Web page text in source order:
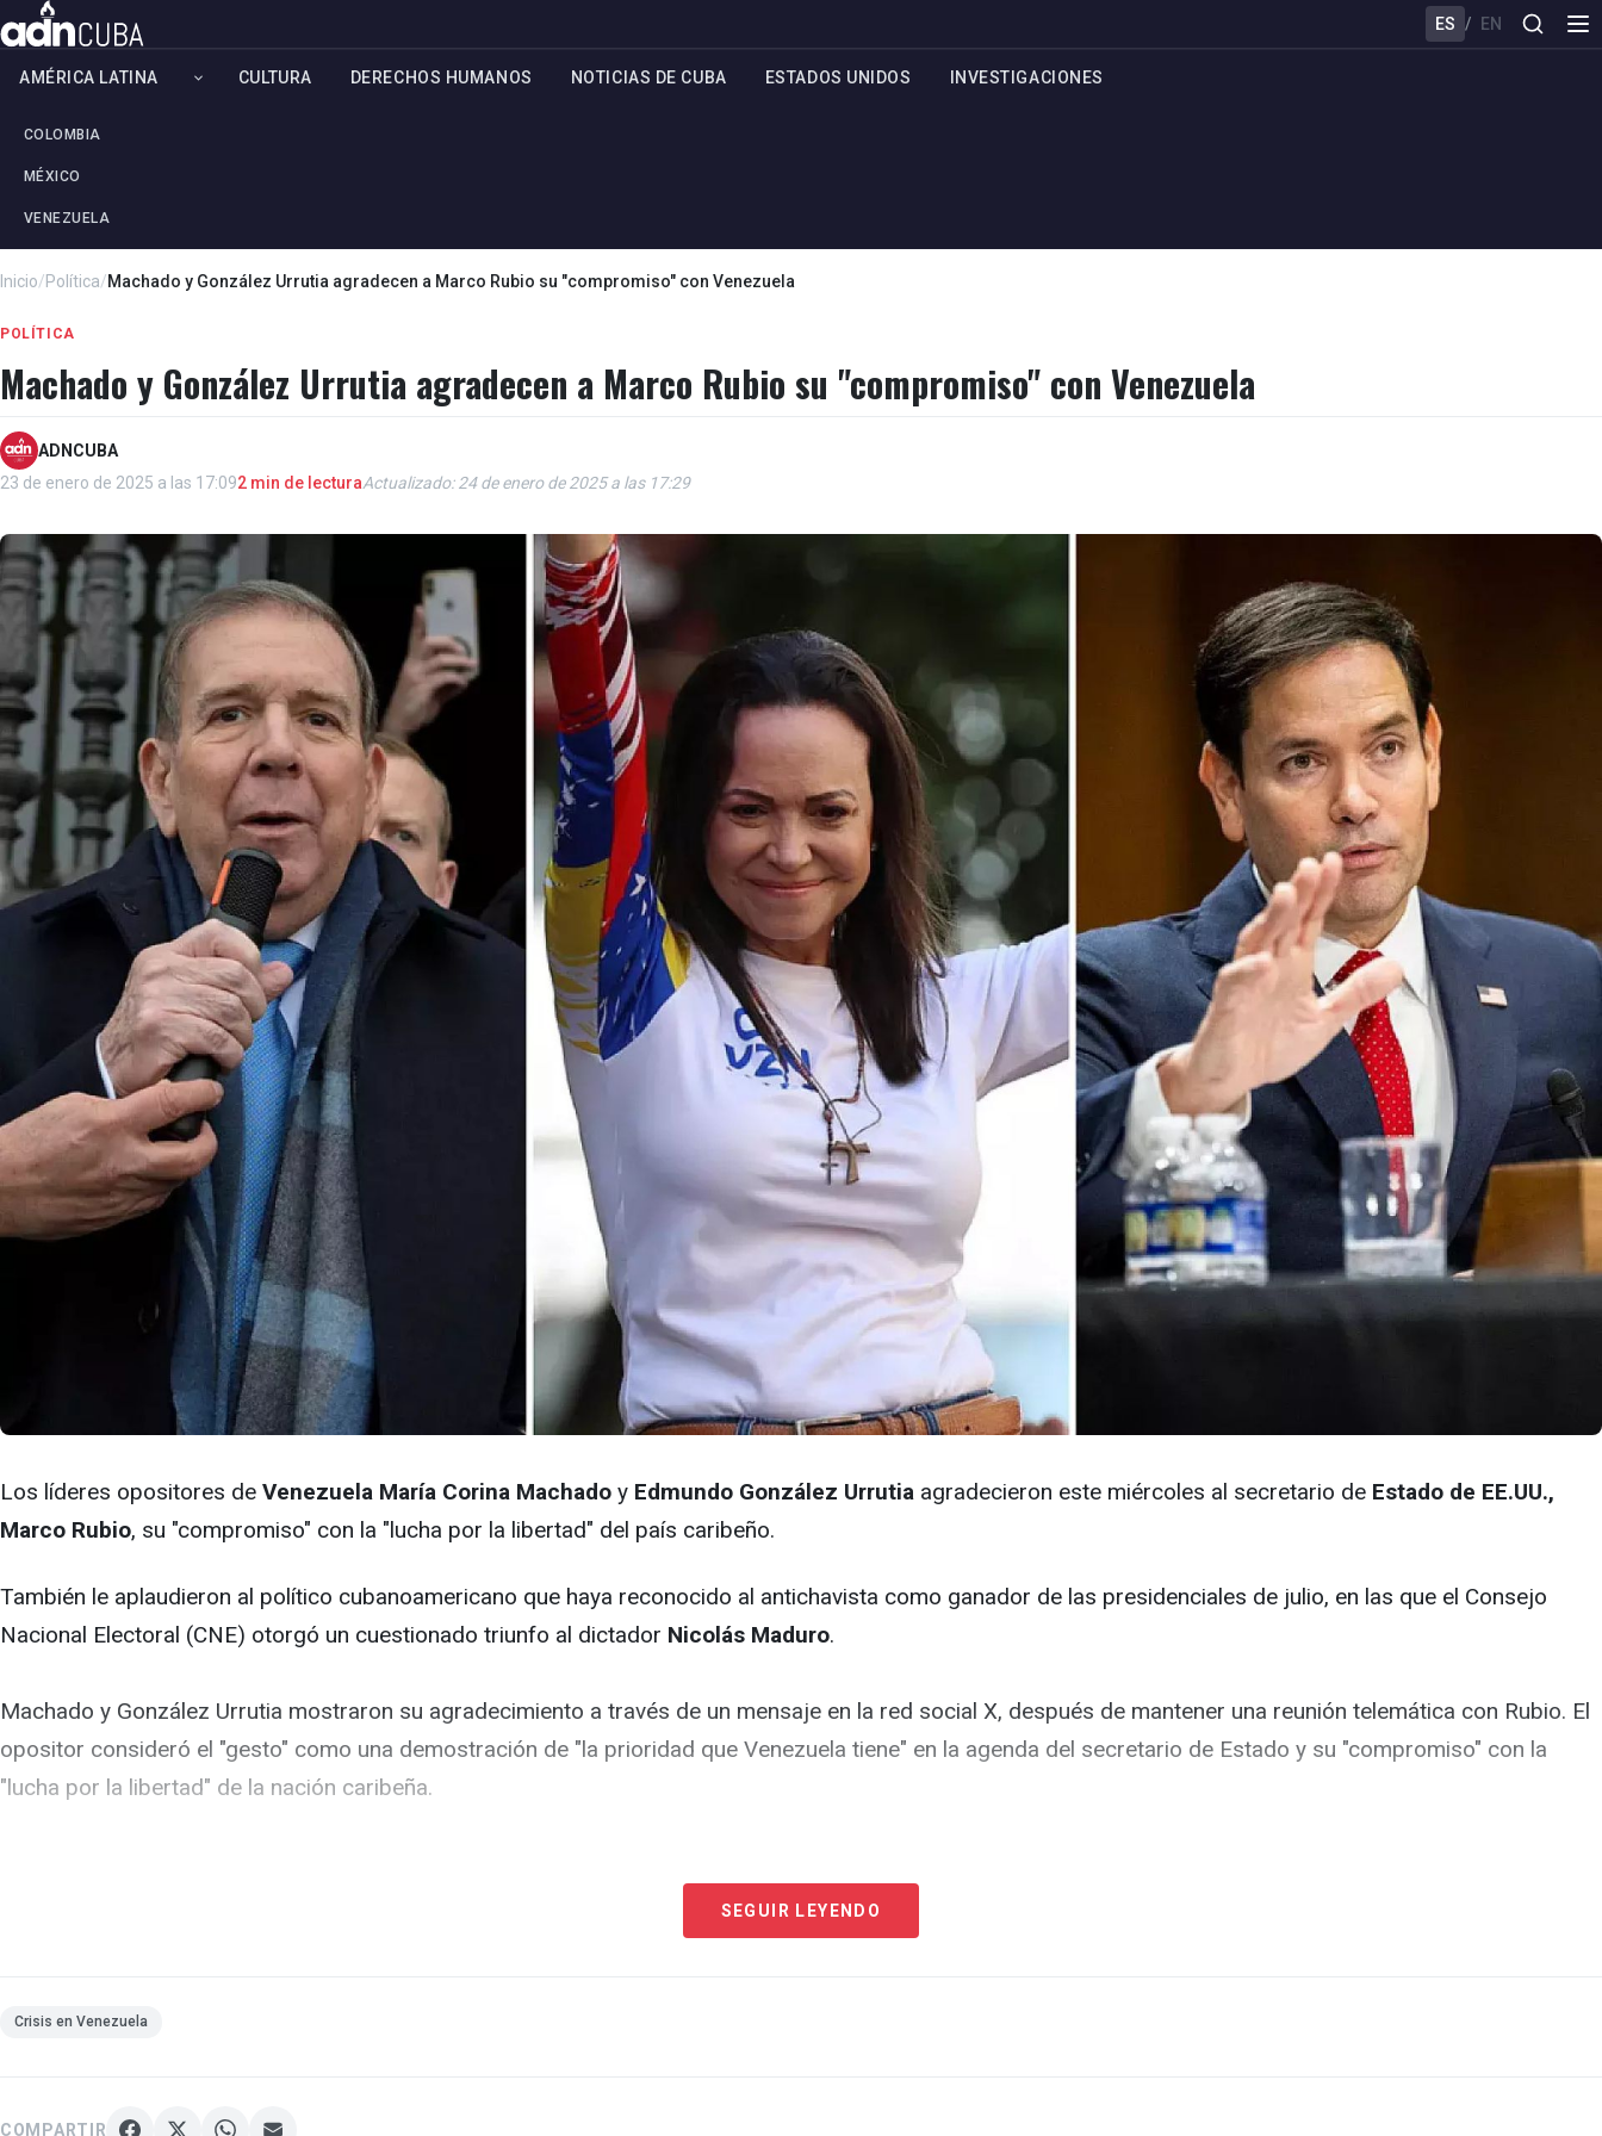
ES / EN
AMÉRICA LATINA
COLOMBIA
MÉXICO
VENEZUELA
CULTURA DERECHOS HUMANOS NOTICIAS DE CUBA ESTADOS UNIDOS INVESTIGACIONES
Inicio/Política/Machado y González Urrutia agradecen a Marco Rubio su "compromiso" con Venezuela
POLÍTICA
Machado y González Urrutia agradecen a Marco Rubio su "compromiso" con Venezuela
ADNCUBA
23 de enero de 2025 a las 17:092 min de lecturaActualizado: 24 de enero de 2025 a las 17:29
Los líderes opositores de Venezuela María Corina Machado y Edmundo González Urrutia agradecieron este miércoles al secretario de Estado de EE.UU.,
Marco Rubio, su "compromiso" con la "lucha por la libertad" del país caribeño.
También le aplaudieron al político cubanoamericano que haya reconocido al antichavista como ganador de las presidenciales de julio, en las que el Consejo
Nacional Electoral (CNE) otorgó un cuestionado triunfo al dictador Nicolás Maduro.
Machado y González Urrutia mostraron su agradecimiento a través de un mensaje en la red social X, después de mantener una reunión telemática con Rubio. El
opositor consideró el "gesto" como una demostración de "la prioridad que Venezuela tiene" en la agenda del secretario de Estado y su "compromiso" con la
"lucha por la libertad" de la nación caribeña.
espíritu democrático" que -dijo- hicieron posible "el triunfo indiscutible" del 28 de julio y les "ratificó su disposición para trabajar en conjunto en este momento
crucial", en el que el exembajador planea volver a tierra venezolana a asumir el cargo.
Por su parte, Machado afirmó que "la transición a la democracia en Venezuela es crucial para la estabilidad regional y la seguridad" del hemisferio y, para
SEGUIR LEYENDO
Crisis en Venezuela
COMPARTIR